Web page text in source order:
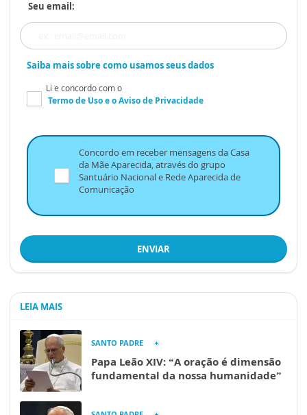
Seu email:
Saiba mais sobre como usamos seus dados
Li e concordo com o
Termo de Usoe oAviso de Privacidade
Concordo em receber mensagens da Casa
da Mãe Aparecida, através do grupo
Santuário Nacional e Rede Aparecida de
Comunicação
ENVIAR
LEIA MAIS
SANTO PADRE
Papa Leão XIV: “A oração é dimensão
fundamental da nossa humanidade”